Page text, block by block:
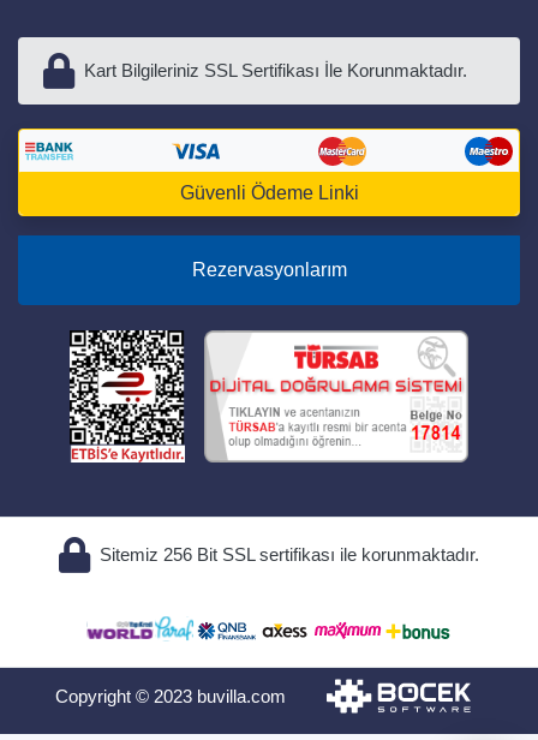
Kart Bilgileriniz SSL Sertifikası İle Korunmaktadır.
Güvenli Ödeme Linki
Rezervasyonlarım
Sitemiz 256 Bit SSL sertifikası ile korunmaktadır.
Copyright © 2023 buvilla.com